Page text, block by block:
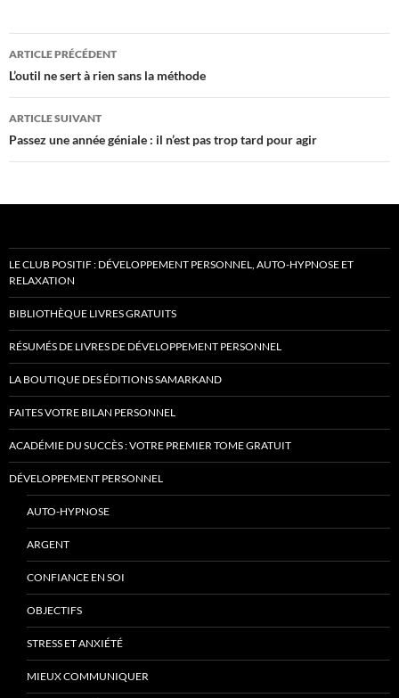
Navigation
des
articles
ARTICLE PRÉCÉDENT
L’outil ne sert à rien sans la méthode
ARTICLE SUIVANT
Passez une année géniale : il n’est pas trop tard pour agir
LE CLUB POSITIF : DÉVELOPPEMENT PERSONNEL, AUTO-HYPNOSE ET
RELAXATION
BIBLIOTHÈQUE LIVRES GRATUITS
RÉSUMÉS DE LIVRES DE DÉVELOPPEMENT PERSONNEL
LA BOUTIQUE DES ÉDITIONS SAMARKAND
FAITES VOTRE BILAN PERSONNEL
ACADÉMIE DU SUCCÈS : VOTRE PREMIER TOME GRATUIT
DÉVELOPPEMENT PERSONNEL
AUTO-HYPNOSE
ARGENT
CONFIANCE EN SOI
OBJECTIFS
STRESS ET ANXIÉTÉ
MIEUX COMMUNIQUER